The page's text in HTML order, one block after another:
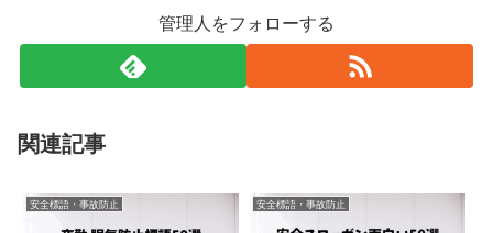
管理人をフォローする
関連記事
安全標語・事故防止 安全標語・事故防止